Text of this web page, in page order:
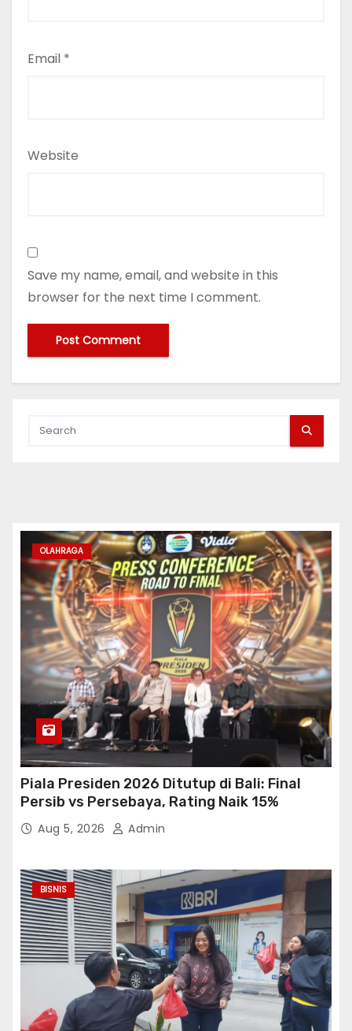
Email *
Website
Save my name, email, and website in this
browser for the next time I comment.
OLAHRAGA
Piala Presiden 2026 Ditutup di Bali: Final
Persib vs Persebaya, Rating Naik 15%
Aug 5, 2026 Admin
BISNIS